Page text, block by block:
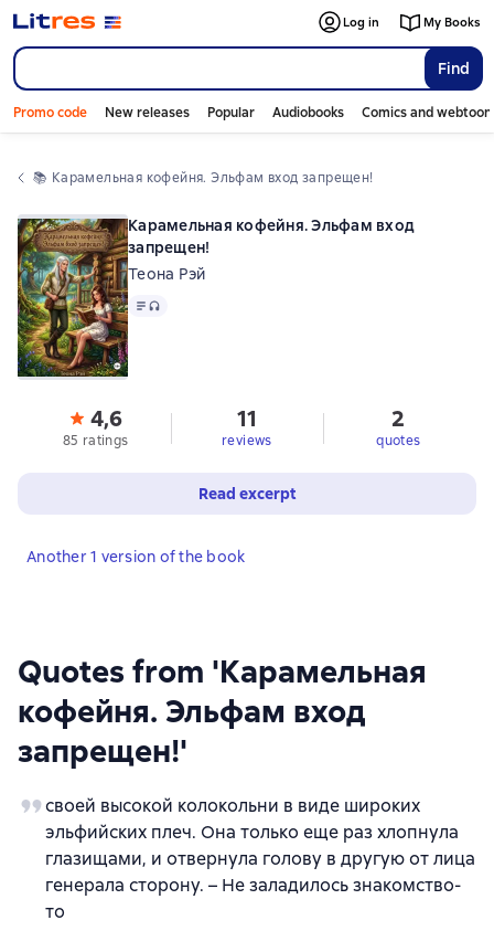
Find
Log in My Books
Promo code New releases Popular Audiobooks Comics and
📚 Карамельная кофейня. Эльфам вход запрещен!
Quotes from 'Карамельная
кофейня. Эльфам вход
запрещен!'
своей высокой колокольни в виде широких
эльфийских плеч. Она только еще раз хлопнула
глазищами, и отвернула голову в другую от лица
генерала сторону. – Не заладилось знакомство-
то
Карамельная кофейня. Эльфам вход
запрещен!
Теона Рэй
Text, audio format available
4,6
85 ratings
11
reviews
2
quotes
Read excerpt
Another 1 version of the book